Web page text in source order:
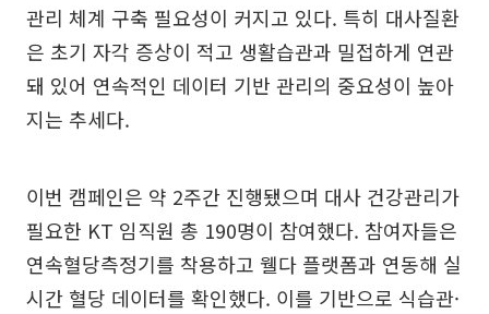
관리 체계 구축 필요성이 커지고 있다. 특히 대사질환
은 초기 자각 증상이 적고 생활습관과 밀접하게 연관
돼 있어 연속적인 데이터 기반 관리의 중요성이 높아
지는 추세다.
이번 캠페인은 약 2주간 진행됐으며 대사 건강관리가
필요한 KT 임직원 총 190명이 참여했다. 참여자들은
연속혈당측정기를 착용하고 웰다 플랫폼과 연동해 실
시간 혈당 데이터를 확인했다. 이를 기반으로 식습관·